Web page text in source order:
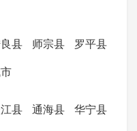
县 师宗县 罗平县
县 通海县 华宁县